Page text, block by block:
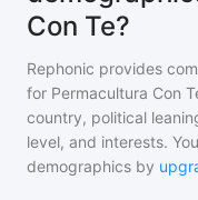
Con Te?
Rephonic provides
for Permacultura Con
country, political
level, and interests.
demographics by